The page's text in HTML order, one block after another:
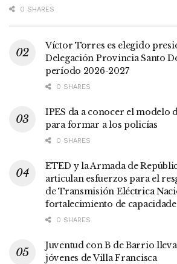
0 SHARES
Víctor Torres es elegido
Delegación Provincia Santo
período 2026-2027
0 SHARES
IPES da a conocer el modelo
para formar a los policías
0 SHARES
ETED y la Armada de
articulan esfuerzos para el
de Transmisión Eléctrica
fortalecimiento de
0 SHARES
Juventud con B de Barrio
jóvenes de Villa Francisca